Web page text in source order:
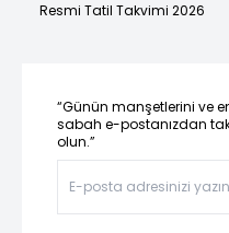
Resmi Tatil Takvimi 2026
“Günün manşetlerini ve
sabah e-postanızdan
olun.”